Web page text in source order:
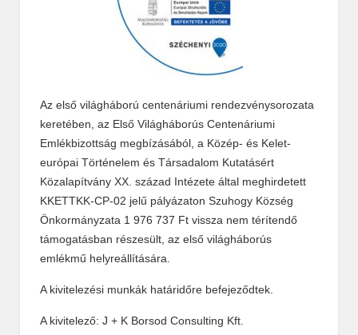
Az első világháború centenáriumi rendezvénysorozata
keretében, az Első Világháborús Centenáriumi
Emlékbizottság megbízásából, a Közép- és Kelet-
európai Történelem és Társadalom Kutatásért
Közalapítvány XX. század Intézete által meghirdetett
KKETTKK-CP-02 jelű pályázaton Szuhogy Község
Önkormányzata 1 976 737 Ft vissza nem térítendő
támogatásban részesült, az első világháborús
emlékmű helyreállítására.
A kivitelezési munkák határidőre befejeződtek.
A kivitelező: J + K Borsod Consulting Kft.